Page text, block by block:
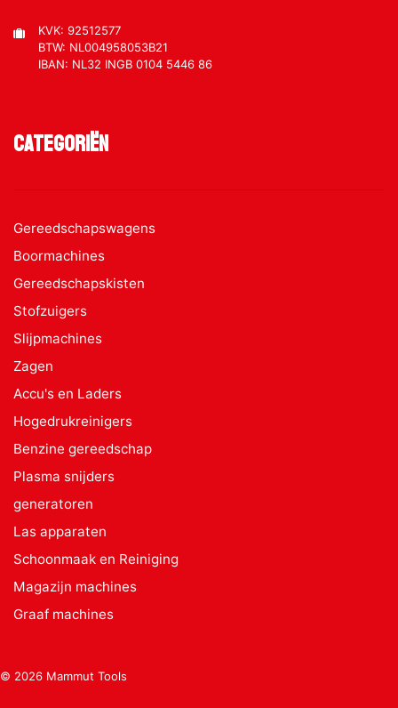
KVK: 92512577
BTW: NL004958053B21
IBAN: NL32 INGB 0104 5446 86
Categoriën
Gereedschapswagens
Boormachines
Gereedschapskisten
Stofzuigers
Slijpmachines
Zagen
Accu's en Laders
Hogedrukreinigers
Benzine gereedschap
Plasma snijders
generatoren
Las apparaten
Schoonmaak en Reiniging
Magazijn machines
Graaf machines
© 2026 Mammut Tools